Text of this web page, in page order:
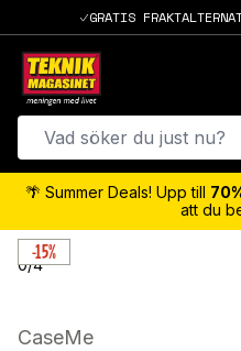
GRATIS
🌴 Summer Deals! Upp till
att du
-15%
0/4
CaseMe